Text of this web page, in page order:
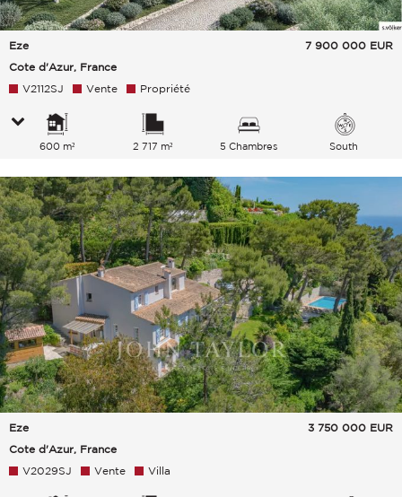
Eze
Cote d'Azur, France
7 900 000 EUR
V2112SJ Vente Propriété
600 m² 2 717 m² 5 Chambres South
Eze
Cote d'Azur, France
3 750 000 EUR
V2029SJ Vente Villa